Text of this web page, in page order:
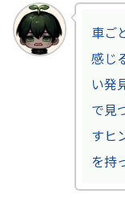
車ご
感じ
い発
で見
すヒ
を持